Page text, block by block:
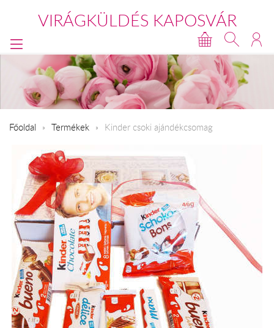
VIRÁGKÜLDÉS KAPOSVÁR
Főoldal Termékek Kinder csoki ajándékcsomag